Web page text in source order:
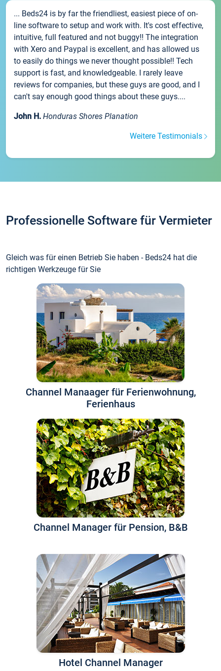
... Beds24 is by far the friendliest, easiest piece of on-
line software to setup and work with. It's cost effective,
intuitive, full featured and not buggy!! The integration
with Xero and Paypal is excellent, and has allowed us
to easily do things we never thought possible!! Tech
support is fast, and knowledgeable. I rarely leave
reviews for companies, but these guys are good, and I
can't say enough good things about these guys....
John H. Honduras Shores Planation
Weitere Testimonials
Professionelle Software für Vermieter
Gleich was für einen Betrieb Sie haben - Beds24 hat die
richtigen Werkzeuge für Sie
Channel Manaager für Ferienwohnung,
Ferienhaus
Channel Manager für Pension, B&B
Hotel Channel Manager